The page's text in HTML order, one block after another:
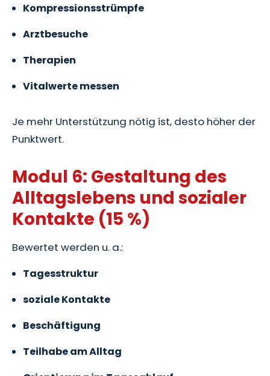
Kompressionsstrümpfe
Arztbesuche
Therapien
Vitalwerte messen
Je mehr Unterstützung nötig ist, desto höher der
Punktwert.
Modul 6: Gestaltung des
Alltagslebens und sozialer
Kontakte (15 %)
Bewertet werden u. a.:
Tagesstruktur
soziale Kontakte
Beschäftigung
Teilhabe am Alltag